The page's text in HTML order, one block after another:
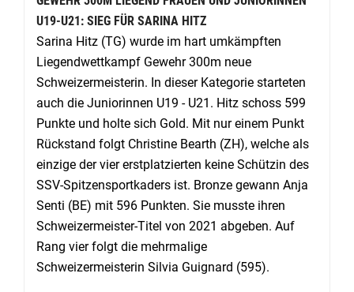
U19-U21: SIEG FÜR SARINA HITZ
Sarina Hitz (TG) wurde im hart umkämpften
Liegendwettkampf Gewehr 300m neue
Schweizermeisterin. In dieser Kategorie starteten
auch die Juniorinnen U19 - U21. Hitz schoss 599
Punkte und holte sich Gold. Mit nur einem Punkt
Rückstand folgt Christine Bearth (ZH), welche als
einzige der vier erstplatzierten keine Schützin des
SSV-Spitzensportkaders ist. Bronze gewann Anja
Senti (BE) mit 596 Punkten. Sie musste ihren
Schweizermeister-Titel von 2021 abgeben. Auf
Rang vier folgt die mehrmalige
Schweizermeisterin Silvia Guignard (595).